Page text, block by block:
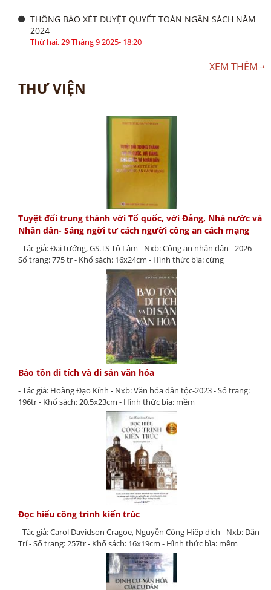
THÔNG BÁO XÉT DUYỆT QUYẾT TOÁN NGÂN SÁCH NĂM
2024
Thứ hai, 29 Tháng 9 2025- 18:20
XEM THÊM
THƯ VIỆN
Tuyệt đối trung thành với Tổ quốc, với Đảng, Nhà nước và
Nhân dân- Sáng ngời tư cách người công an cách mạng
- Tác giả: Đại tướng, GS.TS Tô Lâm - Nxb: Công an nhân dân - 2026 -
Số trang: 775 tr - Khổ sách: 16x24cm - Hình thức bìa: cứng
Bảo tồn di tích và di sản văn hóa
- Tác giả: Hoàng Đạo Kính - Nxb: Văn hóa dân tộc-2023 - Số trang:
196tr - Khổ sách: 20,5x23cm - Hình thức bìa: mềm
Đọc hiểu công trình kiến trúc
- Tác giả: Carol Davidson Cragoe, Nguyễn Công Hiệp dịch - Nxb: Dân
Trí - Số trang: 257tr - Khổ sách: 16x19cm - Hình thức bìa: mềm